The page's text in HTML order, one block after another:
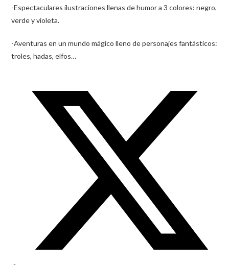
-Espectaculares ilustraciones llenas de humor a 3 colores: negro,
verde y violeta.
-Aventuras en un mundo mágico lleno de personajes fantásticos:
troles, hadas, elfos…